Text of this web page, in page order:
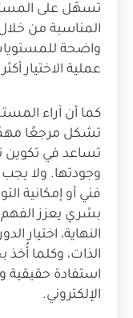
تسهّل على
المناسبة من
واضحة
عملية الاختيار
كما أن آراء
تشكل مرجعًا
تساعد في تكوين
وجودتها. ولا
فني أو إمكانية
بشري يعزز
النهاية، اختيار
الذات، وكلما
استفادة حقيقية
الإلكتروني.